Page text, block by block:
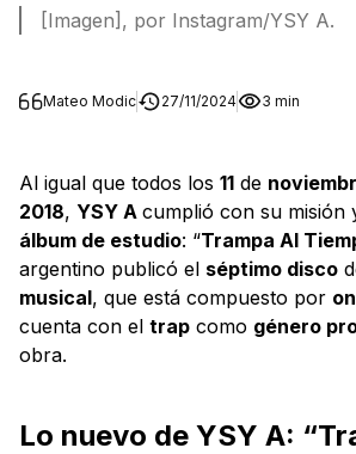
[Imagen], por Instagram/YSY A.
Mateo Modic 27/11/2024 3 min
Al igual que todos los 11 de
2018, YSY A cumplió con su misión
álbum de estudio: “Trampa Al
argentino publicó el séptimo disco
musical, que está compuesto por
cuenta con el trap como género
obra.
Lo nuevo de YSY A: